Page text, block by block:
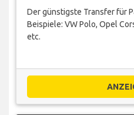
Der günstigste Transfer für
Beispiele: VW Polo, Opel
etc.